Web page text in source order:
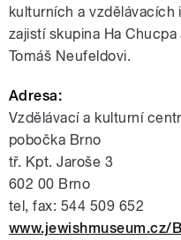
kulturních a vzdělávacích
zajistí skupina Ha
Tomáš Neufeldovi.
Adresa:
Vzdělávací a kulturní
pobočka Brno
tř. Kpt. Jaroše 3
602 00 Brno
tel, fax: 544 509 652
www.jewishmuseum.cz/